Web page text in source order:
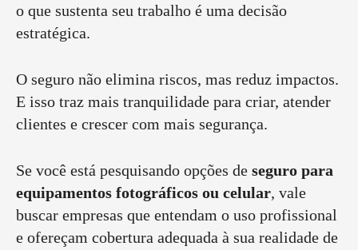
o que sustenta seu trabalho é uma decisão
estratégica.
O seguro não elimina riscos, mas reduz impactos.
E isso traz mais tranquilidade para criar, atender
clientes e crescer com mais segurança.
Se você está pesquisando opções de seguro para
equipamentos fotográficos ou celular, vale
buscar empresas que entendam o uso profissional
e ofereçam cobertura adequada à sua realidade de